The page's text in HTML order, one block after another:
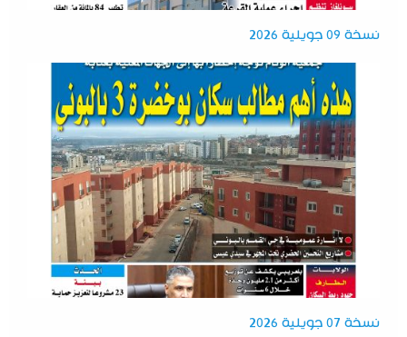
نسخة 09 جويلية 2026
نسخة 07 جويلية 2026